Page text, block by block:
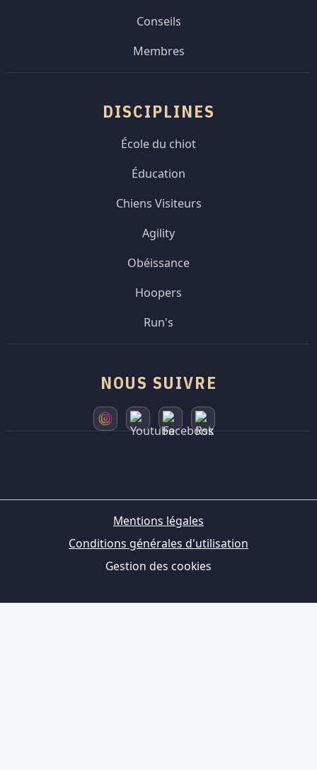
Conseils
Membres
DISCIPLINES
École du chiot
Éducation
Chiens Visiteurs
Agility
Obéissance
Hoopers
Run's
NOUS SUIVRE
Mentions légales
Conditions générales d'utilisation
Gestion des cookies